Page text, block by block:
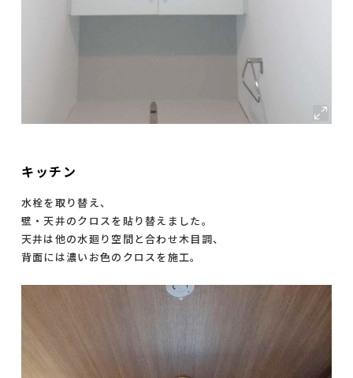
キッチン
水栓を取り替え、
壁・天井のクロスを貼り替えました。
天井は他の水廻り空間と合わせ木目調、
背面には濃いお色のクロスを施工。